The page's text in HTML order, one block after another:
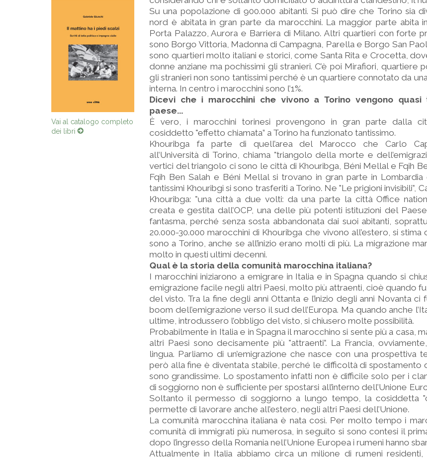
Vai al catalogo completo
dei libri
Su una popolazione di 900.000 abitanti. Si può dire che Torino sia
nord è abitata in gran parte da marocchini. La maggior parte abita
Porta Palazzo, Aurora e Barriera di Milano. Altri quartieri con forte
sono Borgo Vittoria, Madonna di Campagna, Parella e Borgo San
sono quartieri molto italiani e storici, come Santa Rita e Crocetta,
donne anziane ma pochissimi gli stranieri. C’è poi Mirafiori, quartiere
gli stranieri non sono tantissimi perché è un quartiere connotato da
interna. In centro i marocchini sono l’1%.
Dicevi che i marocchini che vivono a Torino vengono
paese...
È vero, i marocchini torinesi provengono in gran parte dalla
cosiddetto "effetto chiamata” a Torino ha funzionato tantissimo.
Khouribga fa parte di quell’area del Marocco che Carlo
all’Università di Torino, chiama "triangolo della morte e
vertici del triangolo ci sono le città di Khouribga, Béni Mellal e Fqih
Fqih Ben Salah e Béni Mellal si trovano in gran parte in
tantissimi Khouribgi si sono trasferiti a Torino. Ne "Le prigioni invisibili”,
Khouribga: "una città a due volti: da una parte la città Office
creata e gestita dall’OCP, una delle più potenti istituzioni del
fantasma, perché senza sosta abbandonata dai suoi abitanti,
20.000-30.000 marocchini di Khouribga che vivono all’estero, si stima
sono a Torino, anche se all’inizio erano molti di più. La migrazione
molto in questi ultimi decenni.
Qual è la storia della comunità marocchina italiana?
I marocchini iniziarono a emigrare in Italia e in Spagna quando si
emigrazione facile negli altri Paesi, molto più attraenti, cioè quando
del visto. Tra la fine degli anni Ottanta e l’inizio degli anni Novanta
boom dell’emigrazione verso il sud dell’Europa. Ma quando anche
ultime, introdussero l’obbligo del visto, si chiusero molte possibilità.
Probabilmente in Italia e in Spagna il marocchino si sente più a casa,
altri Paesi sono decisamente più "attraenti”. La Francia,
lingua. Parliamo di un’emigrazione che nasce con una prospettiva
però alla fine è diventata stabile, perché le difficoltà di spostamento
sono grandissime. Lo spostamento infatti non è difficile solo per i
di soggiorno non è sufficiente per spostarsi all’interno dell’Unione
Soltanto il permesso di soggiorno a lungo tempo, la cosiddetta
permette di lavorare anche all’estero, negli altri Paesi dell’Unione.
La comunità marocchina italiana è nata così. Per molto tempo i
comunità di immigrati più numerosa, in seguito si sono contesi il
dopo l’ingresso della Romania nell’Unione Europea i rumeni hanno
Attualmente in Italia abbiamo circa un milione di rumeni residenti,